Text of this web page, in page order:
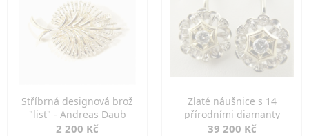
Stříbrná designová brož
"list" - Andreas Daub
2 200 Kč
Zlaté náušnice s 14
přírodními diamanty
39 200 Kč